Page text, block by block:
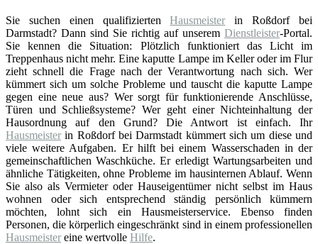
Sie suchen einen qualifiziertenHausmeister in Roßdorf bei
Darmstadt? Dann sind Sie richtig auf unserem Dienstleister-Portal.
Sie kennen die Situation: Plötzlich funktioniert das Licht im
Treppenhaus nicht mehr. Eine kaputte Lampe im Keller oder im Flur
zieht schnell die Frage nach der Verantwortung nach sich. Wer
kümmert sich um solche Probleme und tauscht die kaputte Lampe
gegen eine neue aus? Wer sorgt für funktionierende Anschlüsse,
Türen und Schließsysteme? Wer geht einer Nichteinhaltung der
Hausordnung auf den Grund? Die Antwort ist einfach. Ihr
Hausmeister in Roßdorf bei Darmstadt kümmert sich um diese und
viele weitere Aufgaben. Er hilft bei einem Wasserschaden in der
gemeinschaftlichen Waschküche. Er erledigt Wartungsarbeiten und
ähnliche Tätigkeiten, ohne Probleme im hausinternen Ablauf. Wenn
Sie also als Vermieter oder Hauseigentümer nicht selbst im Haus
wohnen oder sich entsprechend ständig persönlich kümmern
möchten, lohnt sich ein Hausmeisterservice. Ebenso finden
Personen, die körperlich eingeschränkt sind in einem professionellen
Hausmeister eine wertvolle Hilfe.